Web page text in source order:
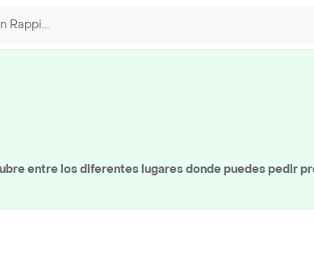
entre los diferentes lugares donde puedes pedir